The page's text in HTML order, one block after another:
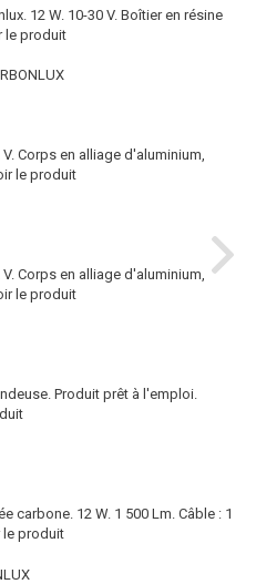
12 W. 10-30 V. Boîtier en résine
le produit
Corps en alliage d'aluminium,
le produit
Corps en alliage d'aluminium,
le produit
Produit prêt à l'emploi.
carbone. 12 W. 1 500 Lm. Câble : 1
le produit